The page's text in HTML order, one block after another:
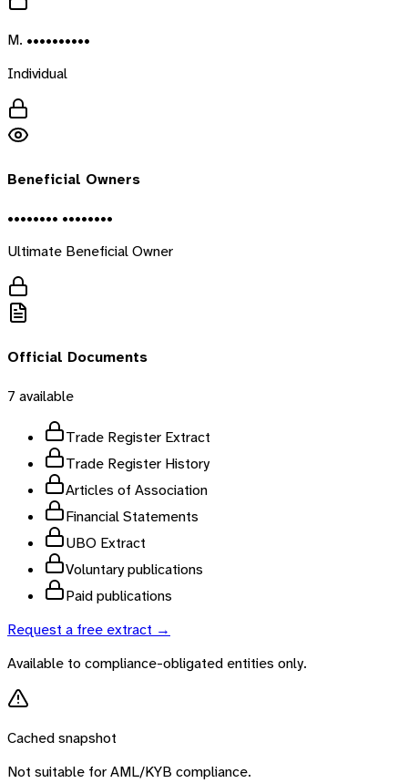
M. ••••••••••
Individual
Beneficial Owners
•••••••• ••••••••
Ultimate Beneficial Owner
Official Documents
7 available
Trade Register Extract
Trade Register History
Articles of Association
Financial Statements
UBO Extract
Voluntary publications
Paid publications
Request a free extract →
Available to compliance-obligated entities only.
Cached snapshot
Not suitable for AML/KYB compliance.